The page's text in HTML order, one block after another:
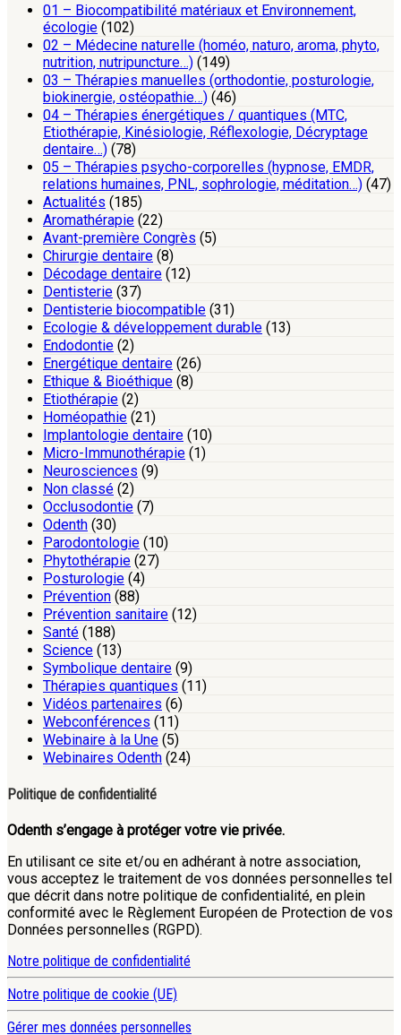
01 – Biocompatibilité matériaux et Environnement,
écologie (102)
02 – Médecine naturelle (homéo, naturo, aroma, phyto,
nutrition, nutripuncture…) (149)
03 – Thérapies manuelles (orthodontie, posturologie,
biokinergie, ostéopathie…) (46)
04 – Thérapies énergétiques / quantiques (MTC,
Etiothérapie, Kinésiologie, Réflexologie, Décryptage
dentaire…) (78)
05 – Thérapies psycho-corporelles (hypnose, EMDR,
relations humaines, PNL, sophrologie, méditation…) (47)
Actualités (185)
Aromathérapie (22)
Avant-première Congrès (5)
Chirurgie dentaire (8)
Décodage dentaire (12)
Dentisterie (37)
Dentisterie biocompatible (31)
Ecologie & développement durable (13)
Endodontie (2)
Energétique dentaire (26)
Ethique & Bioéthique (8)
Etiothérapie (2)
Homéopathie (21)
Implantologie dentaire (10)
Micro-Immunothérapie (1)
Neurosciences (9)
Non classé (2)
Occlusodontie (7)
Odenth (30)
Parodontologie (10)
Phytothérapie (27)
Posturologie (4)
Prévention (88)
Prévention sanitaire (12)
Santé (188)
Science (13)
Symbolique dentaire (9)
Thérapies quantiques (11)
Vidéos partenaires (6)
Webconférences (11)
Webinaire à la Une (5)
Webinaires Odenth (24)
Politique de confidentialité
Odenth s’engage à protéger votre vie privée.
En utilisant ce site et/ou en adhérant à notre association,
vous acceptez le traitement de vos données personnelles tel
que décrit dans notre politique de confidentialité, en plein
conformité avec le Règlement Européen de Protection de vos
Données personnelles (RGPD).
Notre politique de confidentialité
Notre politique de cookie (UE)
Gérer mes données personnelles